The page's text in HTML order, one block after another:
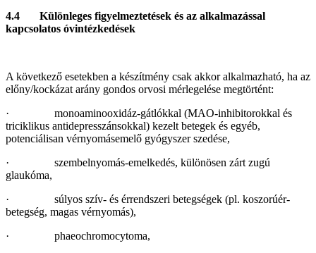
4.4 Különleges figyelmeztetések és az alkalmazással
kapcsolatos óvintézkedések
A következő esetekben a készítmény csak akkor alkalmazható, ha az
előny/kockázat arány gondos orvosi mérlegelése megtörtént:
· monoaminooxidáz‑gátlókkal (MAO-inhibitorokkal és
triciklikus antidepresszánsokkal) kezelt betegek és egyéb,
potenciálisan vérnyomásemelő gyógyszer szedése,
· szembelnyomás-emelkedés, különösen zárt zugú
glaukóma,
· súlyos szív- és érrendszeri betegségek (pl. koszorúér-
betegség, magas vérnyomás),
· phaeochromocytoma,